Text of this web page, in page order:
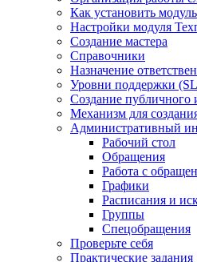
Как установить
Настройки модуля
Создание мастера
Справочники
Назначение
Уровни поддержки
Создание публичного
Механизм для
Административный
Рабочий стол
Обращения
Работа с
Графики
Расписания и
Группы
Спецобращения
Проверьте себя
Практические задания